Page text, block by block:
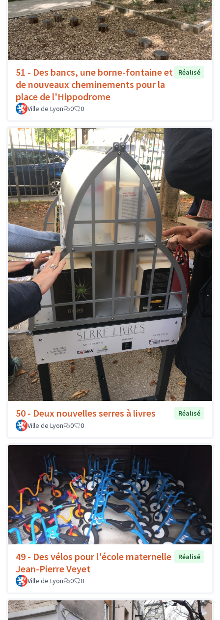
51 - Des bancs, une borne-fontaine et
de nouveaux cheminements pour la
place de l'Hippodrome
Réalisé
Ville de Lyon 0 0
50 - Deux nouvelles serres à livres
Réalisé
Ville de Lyon
0 0
49 - Des vélos pour l'école maternelle
Jean-Pierre Veyet
Réalisé
Ville de Lyon 0 0